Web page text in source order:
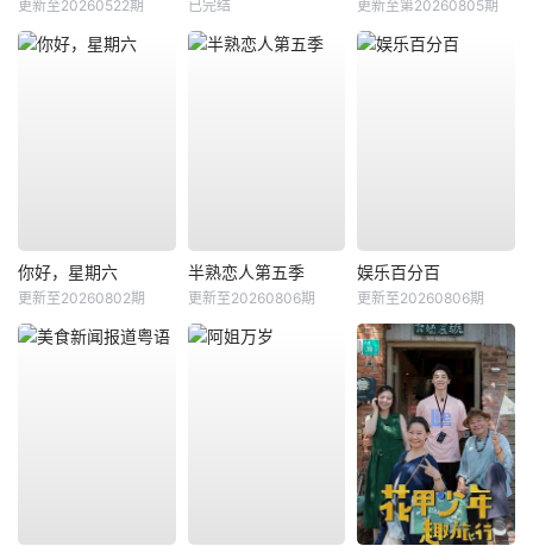
更新至20260522期 已完结 更新至第20260805期
你好，星期六
更新至20260802期
半熟恋人第五季
更新至20260806期
娱乐百分百
更新至20260806期